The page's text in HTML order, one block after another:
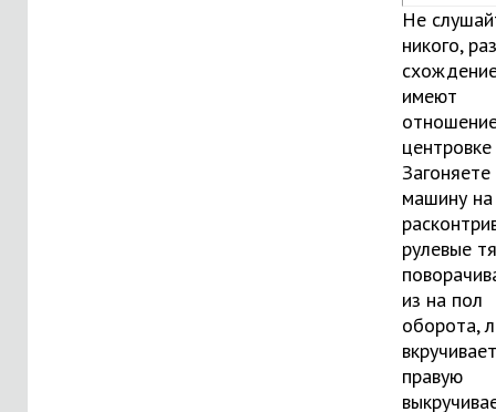
Не
никого,
имеют
центровке
Загоняете
машину
рулевые
из на пол
оборота,
правую